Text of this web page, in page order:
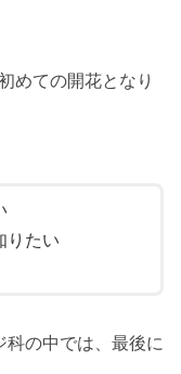
めての開花となり
りたい
の中では、最後に